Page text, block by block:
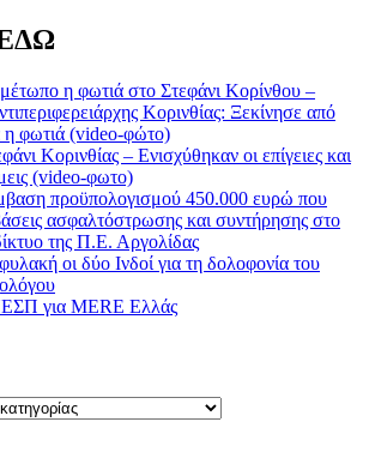
η φωτιά στο Στεφάνι Κορίνθου –
Κορινθίας: Ξεκίνησε από
η φωτιά (video-φώτο)
Κορινθίας – Ενισχύθηκαν οι επίγειες και
(video-φωτο)
προϋπολογισμού 450.000 ευρώ που
ασφαλτόστρωσης και συντήρησης στο
της Π.Ε. Αργολίδας
οι δύο Ινδοί για τη δολοφονία του
για MERE Ελλάς